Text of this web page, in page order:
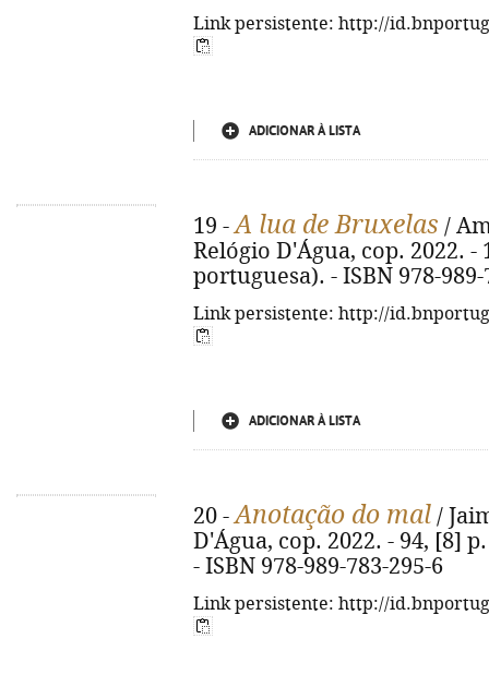
Link persistente: http://
ADICIONAR À LISTA
19 -A lua de Bruxelas /
Relógio D'Água, cop. 2022. -
portuguesa). - ISBN 978-989-
Link persistente: http://
ADICIONAR À LISTA
20 -Anotação do mal /
D'Água, cop. 2022. - 94, [8]
- ISBN 978-989-783-295-6
Link persistente: http://